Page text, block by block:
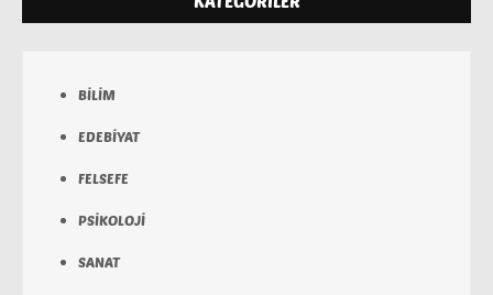
BİLİM
EDEBİYAT
FELSEFE
PSİKOLOJİ
SANAT